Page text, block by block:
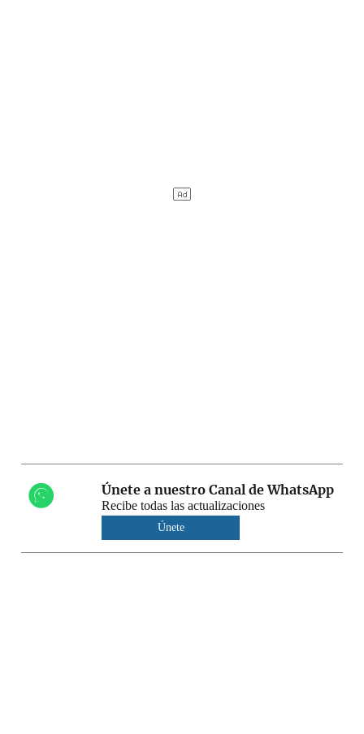
Únete a nuestro Canal de WhatsApp
Recibe todas las actualizaciones
Únete